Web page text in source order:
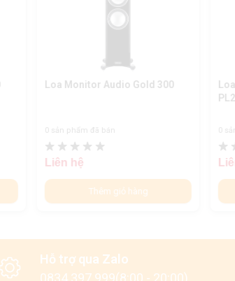
Loa Monitor Audio Gold 300
0 sản phẩm đã bán
Liên hệ
Thêm giỏ hàng
0
Hỗ trợ qua Zalo